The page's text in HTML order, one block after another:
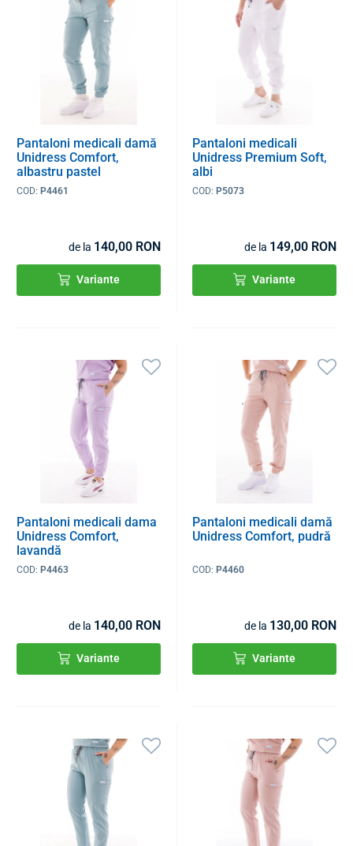
Pantaloni medicali damă
Unidress Comfort,
albastru pastel
COD: P4461
de la 140,00 RON
Variante
Pantaloni medicali
Unidress Premium Soft,
albi
COD: P5073
de la 149,00 RON
Variante
Pantaloni medicali dama
Unidress Comfort,
lavandă
COD: P4463
de la 140,00 RON
Variante
Pantaloni medicali damă
Unidress Comfort, pudră
COD:P4460
de la 130,00 RON
Variante